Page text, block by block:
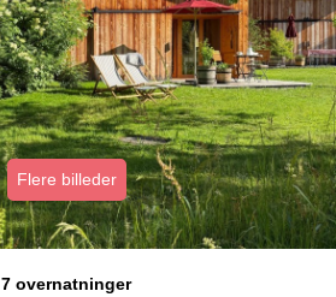
Flere billeder
7 overnatninger